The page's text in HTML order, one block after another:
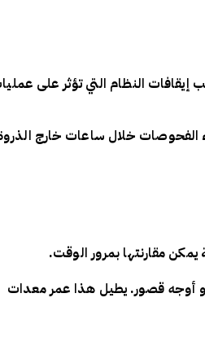
النظام التي تؤثر على
الفحوصات خلال ساعات خارج
مقارنتها بمرور الوقت.
أو أوجه قصور. يطيل هذا عمر معدات